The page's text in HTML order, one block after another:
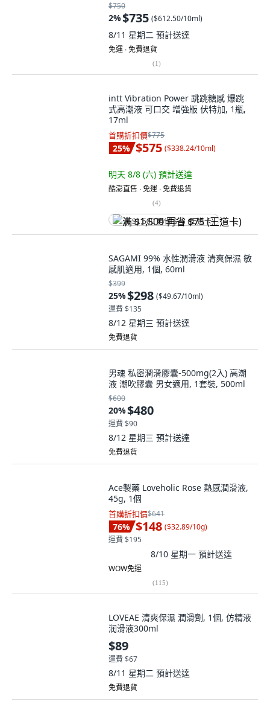
$750
2%$735 ($612.50/10ml)
8/11 星期二 預計送達
免運 ∙ 免費退貨
(1)
intt Vibration Power 跳跳糖感 爆跳
式高潮液 可口交 增強版 伏特加, 1瓶,
17ml
首購折扣價$775
25% $575 ($338.24/10ml)
明天 8/8 (六) 預計送達
酷澎直售 ∙ 免運 ∙ 免費退貨
(4)
满 $1,500 再省 $75 (王道卡)
SAGAMI 99% 水性潤滑液 清爽保濕 敏
感肌適用, 1個, 60ml
$399
25%$298 ($49.67/10ml)
運費 $135
8/12 星期三 預計送達
免費退貨
男魂 私密潤滑膠囊-500mg(2入) 高潮
液 潮吹膠囊 男女適用, 1套裝, 500ml
$600
20%$480
運費 $90
8/12 星期三 預計送達
免費退貨
Ace製藥 Loveholic Rose 熱感潤滑液,
45g, 1個
首購折扣價$641
76% $148 ($32.89/10g)
運費 $195
8/10 星期一 預計送達
WOW免運
(115)
LOVEAE 清爽保濕 潤滑劑, 1個, 仿精液
润滑液300ml
$89
運費 $67
8/11 星期二 預計送達
免費退貨